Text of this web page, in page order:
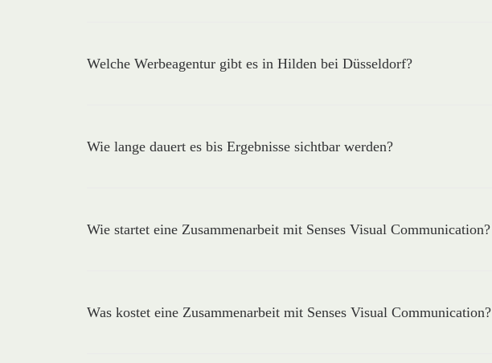
Welche Werbeagentur gibt es in Hilden bei Düsseldorf?
Wie lange dauert es bis Ergebnisse sichtbar werden?
Wie startet eine Zusammenarbeit mit Senses Visual Communication?
Was kostet eine Zusammenarbeit mit Senses Visual Communication?